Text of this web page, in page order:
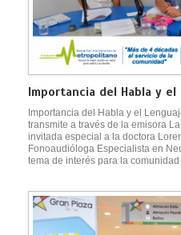
Importancia del Habla y el
Importancia del Habla y el
transmite a través de la emisora
invitada especial a la doctora
Fonoaudióloga Especialista en
tema de interés para la